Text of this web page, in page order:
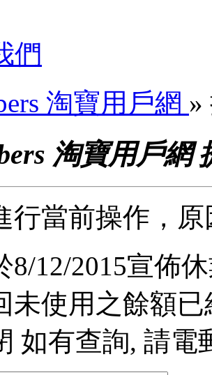
們
淘寶用戶網 »
淘寶用戶網
行當前操作，
8/12/2015宣佈
未使用之餘額
如有查詢, 請電